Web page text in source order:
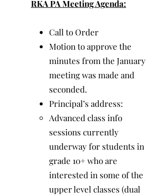
RKA PA Meeting Agenda:
Call to Order
Motion to approve the
minutes from the January
meeting was made and
seconded.
​Principal’s address:
Advanced class info
sessions currently
underway for students in
grade 10+ who are
interested in some of the
upper level classes (dual